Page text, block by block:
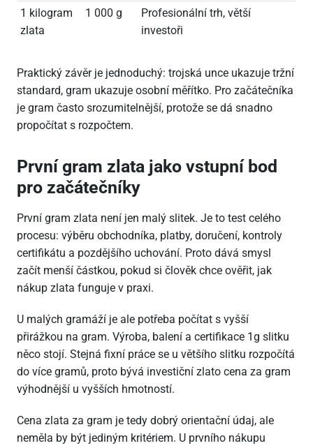
1 kilogram
zlata
1 000 g
Profesionální trh, větší
investoři
Praktický závěr je jednoduchý: trojská unce ukazuje tržní
standard, gram ukazuje osobní měřítko. Pro začátečníka
je gram často srozumitelnější, protože se dá snadno
propočítat s rozpočtem.
První gram zlata jako vstupní bod
pro začátečníky
První gram zlata není jen malý slitek. Je to test celého
procesu: výběru obchodníka, platby, doručení, kontroly
certifikátu a pozdějšího uchování. Proto dává smysl
začít menší částkou, pokud si člověk chce ověřit, jak
nákup zlata funguje v praxi.
U malých gramáží je ale potřeba počítat s vyšší
přirážkou na gram. Výroba, balení a certifikace 1g slitku
něco stojí. Stejná fixní práce se u většího slitku rozpočítá
do více gramů, proto bývá investiční zlato cena za gram
výhodnější u vyšších hmotností.
Cena zlata za gram je tedy dobrý orientační údaj, ale
neměla by být jediným kritériem. U prvního nákupu